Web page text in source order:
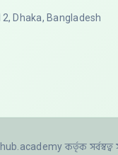
Dhaka, Bangladesh
কর্তৃক সর্বস্বত্ব